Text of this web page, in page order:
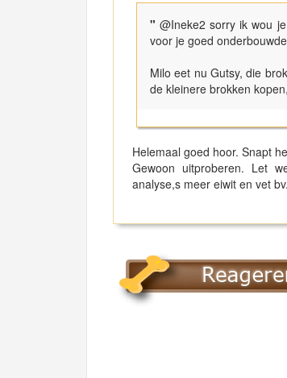
"@Ineke2 sorry ik wou
voor je goed
Milo eet nu Gutsy, die
de kleinere brokken
Helemaal goed hoor. Snapt
Gewoon uitproberen. Let
analyse,s meer eiwit en vet